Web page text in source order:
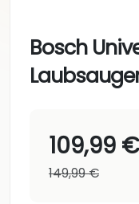
Bosch
109,99 €
149,99 €